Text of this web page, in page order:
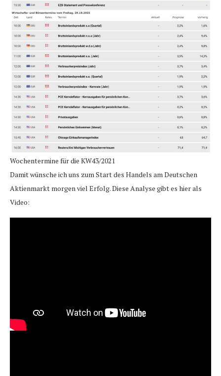
Wochentermine für die KW43/2021
Damit wünsche ich uns zum Start des Handels am Deutschen
Aktienmarkt morgen viel Erfolg. Diese Analyse gibt es hier als
Video: